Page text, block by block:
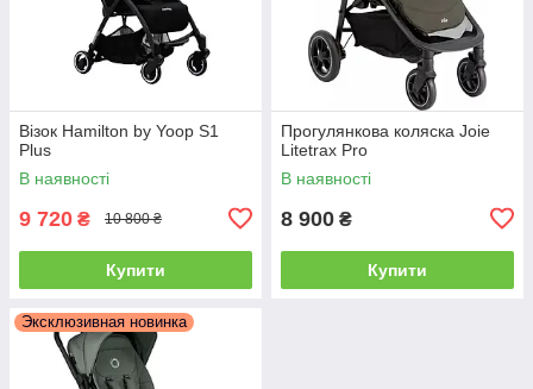
Візок Hamilton by Yoop S1
Plus
В наявності
9 720 ₴ 10 800 ₴
Купити
Прогулянкова коляска Joie
Litetrax Pro
В наявності
8 900 ₴
Купити
Эксклюзивная новинка